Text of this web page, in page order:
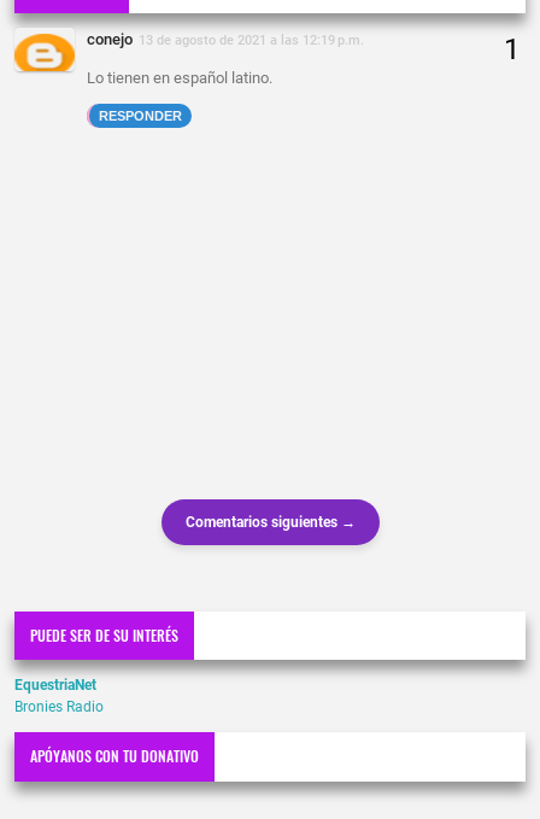
conejo 13 de agosto de 2021 a las 12:19 p.m.
Lo tienen en español latino.
RESPONDER
Comentarios siguientes →
PUEDE SER DE SU INTERÉS
EquestriaNet
Bronies Radio
APÓYANOS CON TU DONATIVO